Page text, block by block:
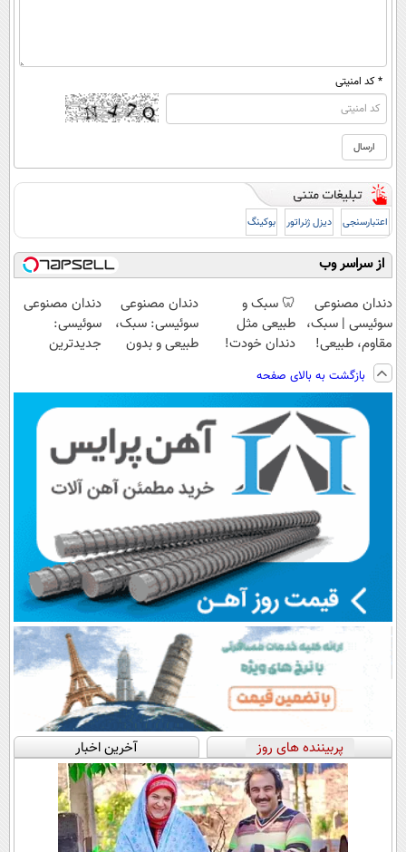
* کد امنیتی
اعتبارسنجی دیزل ژنراتور بوکینگ
از سراسر وب
دندان مصنوعی
سوئیسی | سبک،
مقاوم، طبیعی!
ویزیت
رایگان+پرداخت
اقساطی😍
🦷 سبک و
طبیعی مثل
دندان خودت!
پرداخت اقساطی
💳 📍 تهران
دندان مصنوعی
سوئیسی: سبک،
طبیعی و بدون
دندان مصنوعی
سوئیسی:
جدیدترین
پرداخت قسطی
بازگشت به بالای صفحه
پربیننده های روز آخرین اخبار